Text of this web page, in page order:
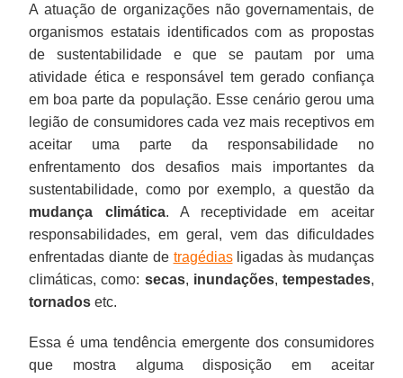
A atuação de organizações não governamentais, de
organismos estatais identificados com as propostas
de sustentabilidade e que se pautam por uma
atividade ética e responsável tem gerado confiança
em boa parte da população. Esse cenário gerou uma
legião de consumidores cada vez mais receptivos em
aceitar uma parte da responsabilidade no
enfrentamento dos desafios mais importantes da
sustentabilidade, como por exemplo, a questão da
mudança climática. A receptividade em aceitar
responsabilidades, em geral, vem das dificuldades
enfrentadas diante de tragédiasligadas às mudanças
climáticas, como: secas, inundações, tempestades,
tornados etc.
Essa é uma tendência emergente dos consumidores
que mostra alguma disposição em aceitar